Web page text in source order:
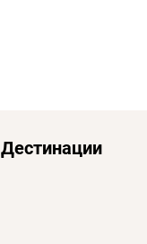
Дестинации